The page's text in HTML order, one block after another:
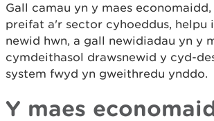
Gall camau yn y maes
preifat a'r sector cyhoeddus, helpu
newid hwn, a gall newidiadau yn y
cymdeithasol drawsnewid y cyd-
system fwyd yn gweithredu ynddo.
Y maes